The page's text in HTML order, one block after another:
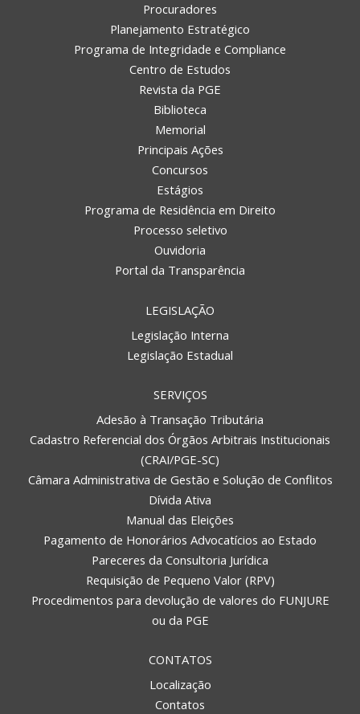
Procuradores
Planejamento Estratégico
Programa de Integridade e Compliance
Centro de Estudos
Revista da PGE
Biblioteca
Memorial
Principais Ações
Concursos
Estágios
Programa de Residência em Direito
Processo seletivo
Ouvidoria
Portal da Transparência
LEGISLAÇÃO
Legislação Interna
Legislação Estadual
SERVIÇOS
Adesão à Transação Tributária
Cadastro Referencial dos Órgãos Arbitrais Institucionais
(CRAI/PGE-SC)
Câmara Administrativa de Gestão e Solução de Conflitos
Dívida Ativa
Manual das Eleições
Pagamento de Honorários Advocatícios ao Estado
Pareceres da Consultoria Jurídica
Requisição de Pequeno Valor (RPV)
Procedimentos para devolução de valores do FUNJURE
ou da PGE
CONTATOS
Localização
Contatos